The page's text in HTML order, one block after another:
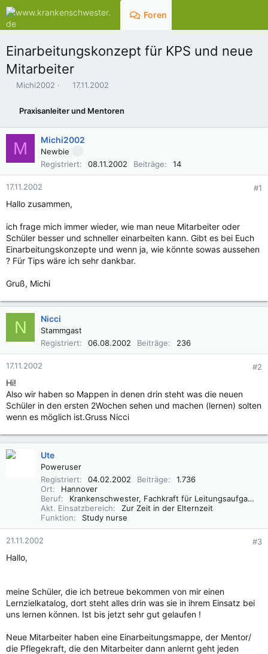
Foren
Einarbeitungskonzept für KPS und neue
Mitarbeiter
E
e
l
Michi2002
E
t
e
l
17.11.2002
Praxisanleiter und Mentoren
M Michi2002
Newbie
Registriert
08.11.2002 Beiträge 14
17.11.2002 #1
Hallo zusammen,
ich frage mich immer wieder, wie man neue Mitarbeiter oder
Schüler besser und schneller einarbeiten kann. Gibt es bei Euch
Einarbeitungskonzepte und wenn ja, wie könnte sowas aussehen
? Für Tips wäre ich sehr dankbar.
Gruß, Michi
N Nicci
Stammgast
Registriert
06.08.2002 Beiträge 236
17.11.2002 #2
Hi!
Also wir haben so Mappen in denen drin steht was die neuen
Schüler in den ersten 2Wochen sehen und machen (lernen) solten
wenn es möglich ist.Gruss Nicci
Ute
Poweruser
Registriert
04.02.2002 Beiträge
1.736
Ort
Hannover
Beruf
Krankenschwester, Fachkraft für Leitungsaufgaben in der Pflege (FLP)
Akt. Einsatzbereich
Zur Zeit in der Elternzeit
Funktion
Study nurse
21.11.2002 #3
Hallo,
meine Schüler, die ich betreue bekommen von mir einen
Lernzielkatalog, dort steht alles drin was sie in ihrem Einsatz bei
uns lernen können. Ist bis jetzt sehr gut gelaufen !
Neue Mitarbeiter haben eine Einarbeitungsmappe, der Mentor/
die Pflegekraft, die den Mitarbeiter dann anlernt geht jeden